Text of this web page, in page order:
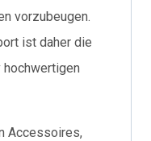
vorzubeugen.
ist daher die
hochwertigen
Accessoires,